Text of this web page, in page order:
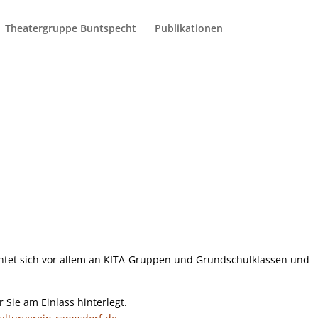
Theatergruppe Buntspecht Publikationen
sich vor allem an KITA-Gruppen und Grundschulklassen und
am Einlass hinterlegt.